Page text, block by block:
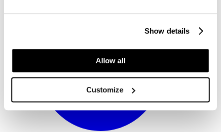
Show details
Allow all
Customize